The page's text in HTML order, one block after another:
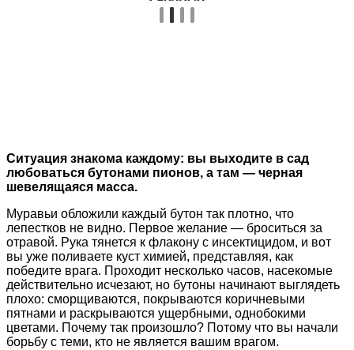
Ситуация знакома каждому: вы выходите в сад
любоваться бутонами пионов, а там — черная
шевелящаяся масса.
Муравьи обложили каждый бутон так плотно, что
лепестков не видно. Первое желание — броситься за
отравой. Рука тянется к флакону с инсектицидом, и вот
вы уже поливаете куст химией, представляя, как
победите врага. Проходит несколько часов, насекомые
действительно исчезают, но бутоны начинают выглядеть
плохо: сморщиваются, покрываются коричневыми
пятнами и раскрываются ущербными, однобокими
цветами. Почему так произошло? Потому что вы начали
борьбу с теми, кто не является вашим врагом.